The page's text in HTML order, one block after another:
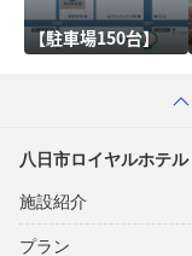
【駐車場150台】
八日市ロイヤルホテル
施設紹介
プラン